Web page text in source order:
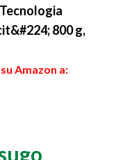
800 g,
Amazon a: